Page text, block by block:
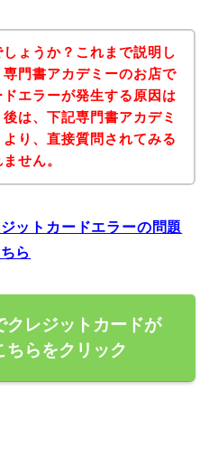
ょうか？これまで説明し
門書アカデミーのお店で
エラーが発生する原因は
は、下記専門書アカデミ
り、直接質問されてみる
せん。
ットカードエラーの問題
ら
クレジットカードが
ちらをクリック